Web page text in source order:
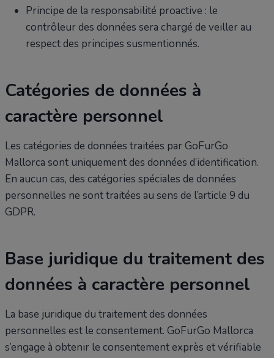
Principe de la responsabilité proactive : le
contrôleur des données sera chargé de veiller au
respect des principes susmentionnés.
Catégories de données à
caractère personnel
Les catégories de données traitées par GoFurGo
Mallorca sont uniquement des données d’identification.
En aucun cas, des catégories spéciales de données
personnelles ne sont traitées au sens de l’article 9 du
GDPR.
Base juridique du traitement des
données à caractère personnel
La base juridique du traitement des données
personnelles est le consentement. GoFurGo Mallorca
s’engage à obtenir le consentement exprès et vérifiable